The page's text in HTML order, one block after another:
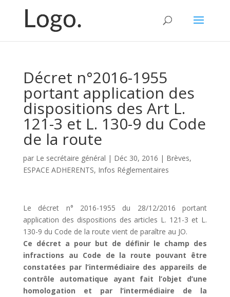
Décret n°2016-1955
portant application des
dispositions des Art L.
121-3 et L. 130-9 du Code
de la route
par Le secrétaire général | Déc 30, 2016 | Brèves,
ESPACE ADHERENTS, Infos Réglementaires
Le décret n° 2016-1955 du 28/12/2016 portant
application des dispositions des articles L. 121-3 et L.
130-9 du Code de la route vient de paraître au JO.
Ce décret a pour but de définir le champ des
infractions au Code de la route pouvant être
constatées par l’intermédiaire des appareils de
contrôle automatique ayant fait l’objet d’une
homologation et par l’intermédiaire de la